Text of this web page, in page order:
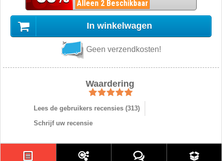
Alleen 2 Beschikbaar
In winkelwagen
Geen verzendkosten!
Waardering
Lees de gebruikers recensies (313)
Schrijf uw recensie